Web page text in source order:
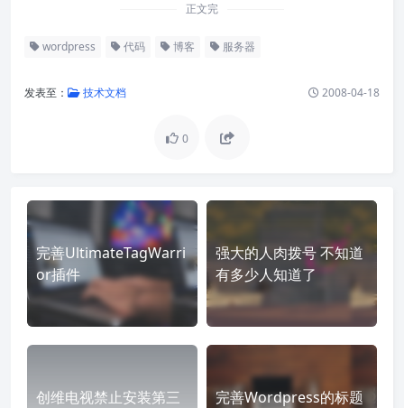
正文完
wordpress 代码 博客 服务器
发表至： 技术文档 2008-04-18
0
完善UltimateTagWarri
or插件
强大的人肉拨号 不知道
有多少人知道了
创维电视禁止安装第三
完善Wordpress的标题